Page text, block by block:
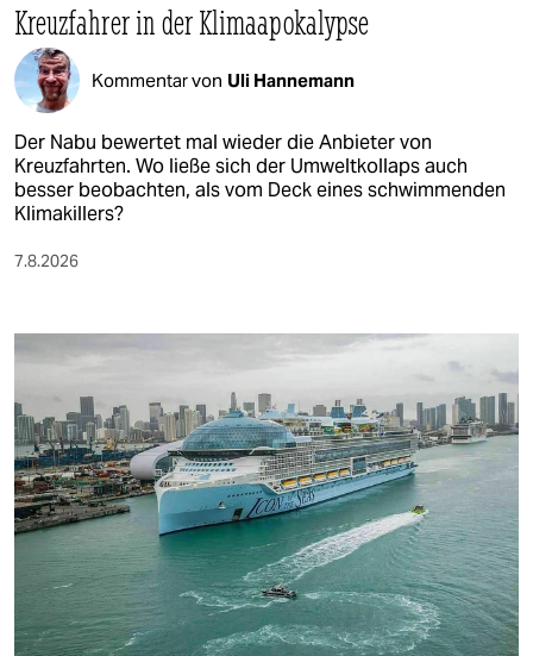
Kreuzfahrer in der Klimaapokalypse
Kommentar von Uli Hannemann
Der Nabu bewertet mal wieder die Anbieter von
Kreuzfahrten. Wo ließe sich der Umweltkollaps auch
besser beobachten, als vom Deck eines schwimmenden
Klimakillers?
7.8.2026